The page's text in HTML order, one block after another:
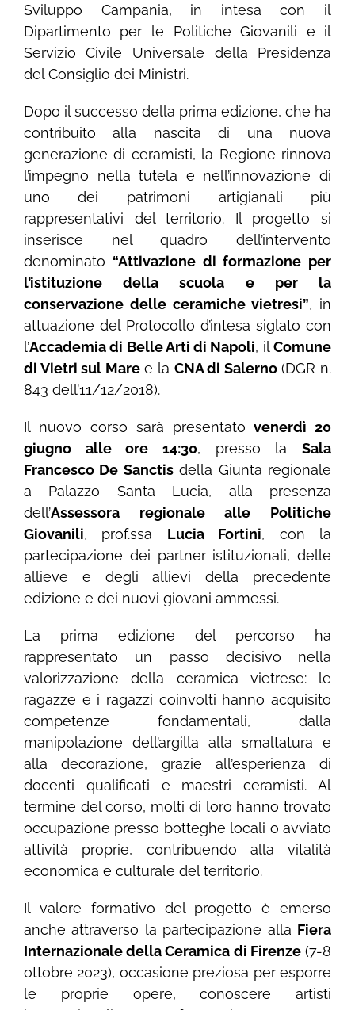
Sviluppo Campania, in intesa con il
Dipartimento per le Politiche Giovanili e il
Servizio Civile Universale della Presidenza
del Consiglio dei Ministri.
Dopo il successo della prima edizione, che ha
contribuito alla nascita di una nuova
generazione di ceramisti, la Regione rinnova
l’impegno nella tutela e nell’innovazione di
uno dei patrimoni artigianali più
rappresentativi del territorio. Il progetto si
inserisce nel quadro dell’intervento
denominato “Attivazione di formazione per
l’istituzione della scuola e per la
conservazione delle ceramiche vietresi”, in
attuazione del Protocollo d’intesa siglato con
l’Accademia di Belle Arti di Napoli, ilComune
di Vietri sul Maree la CNA di Salerno(DGR n.
843 dell’11/12/2018).
Il nuovo corso sarà presentato venerdì 20
giugno alle ore 14:30, presso laSala
Francesco De Sanctisdella Giunta regionale
a Palazzo Santa Lucia, alla presenza
dell’Assessora regionale alle Politiche
Giovanili, prof.ssa Lucia Fortini, con la
partecipazione dei partner istituzionali, delle
allieve e degli allievi della precedente
edizione e dei nuovi giovani ammessi.
La prima edizione del percorso ha
rappresentato un passo decisivo nella
valorizzazione della ceramica vietrese: le
ragazze e i ragazzi coinvolti hanno acquisito
competenze fondamentali, dalla
manipolazione dell’argilla alla smaltatura e
alla decorazione, grazie all’esperienza di
docenti qualificati e maestri ceramisti. Al
termine del corso, molti di loro hanno trovato
occupazione presso botteghe locali o avviato
attività proprie, contribuendo alla vitalità
economica e culturale del territorio.
Il valore formativo del progetto è emerso
anche attraverso la partecipazione alla Fiera
Internazionale della Ceramica di Firenze(7-8
ottobre 2023), occasione preziosa per esporre
le proprie opere, conoscere artisti